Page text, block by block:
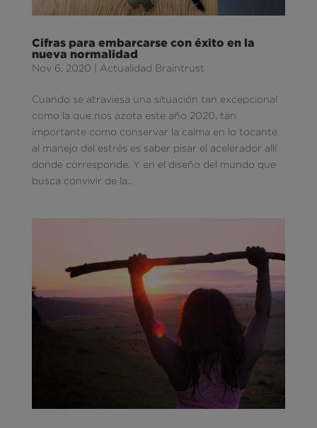
Cifras para embarcarse con éxito en la
nueva normalidad
Nov 6, 2020 Actualidad Braintrust
Cuando se atraviesa una situación tan excepcional
como la que nos azota este año 2020, tan
importante como conservar la calma en lo tocante
al manejo del estrés es saber pisar el acelerador allí
donde corresponde. Y en el diseño del mundo que
busca convivir de la...